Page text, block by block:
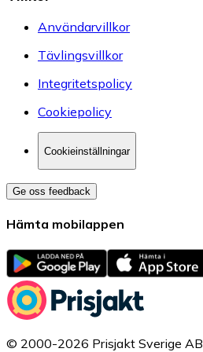
Användarvillkor
Tävlingsvillkor
Integritetspolicy
Cookiepolicy
Cookieinställningar
Ge oss feedback
Hämta mobilappen
© 2000-2026 Prisjakt Sverige AB